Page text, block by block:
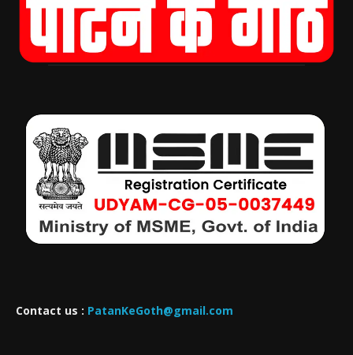
Contact us : PatanKeGoth@gmail.com